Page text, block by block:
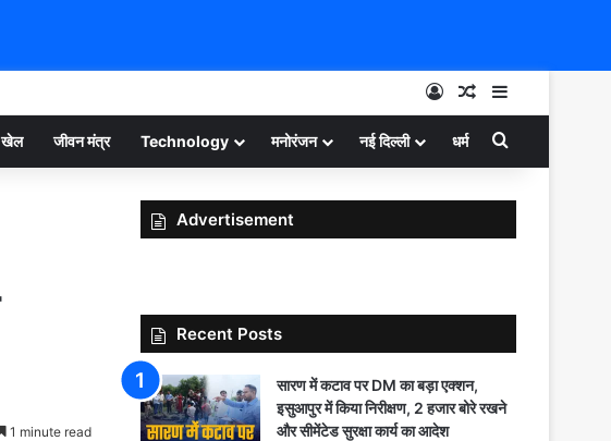
Log InRandom Article
Sidebar
खेल जीवन मंत्र Technology मनोरंजन नई दिल्ली धर्म Search for
1 minute read
Advertisement
Recent Posts
सारण में कटाव पर DM का बड़ा एक्शन,
इसुआपुर में किया निरीक्षण, 2 हजार बोरे रखने
और सीमेंटेड सुरक्षा कार्य का आदेश